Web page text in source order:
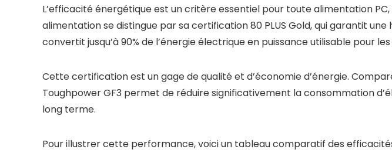
L’efficacité énergétique est un critère essentiel pour toute alimentation
alimentation se distingue par sa certification 80 PLUS Gold, qui garantit
convertit jusqu’à 90% de l’énergie électrique en puissance utilisable pour
Cette certification est un gage de qualité et d’économie d’énergie.
Toughpower GF3 permet de réduire significativement la consommation
long terme.
Pour illustrer cette performance, voici un tableau comparatif des